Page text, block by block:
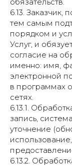
6.13. Заказчик,
тем самым
порядком и
Услуг, и
согласие на
именно: имя,
электронной
в программах
сетях.
6.13.1.
запись,
уточнение
6.13.2.